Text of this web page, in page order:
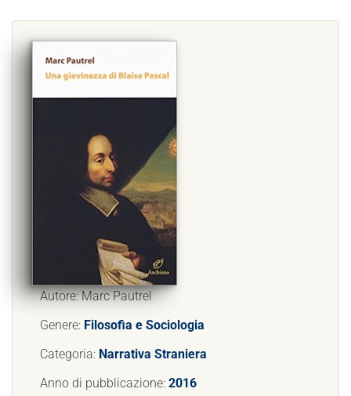
Autore: Marc Pautrel
Genere: Filosofia e Sociologia
Categoria: Narrativa Straniera
Anno di pubblicazione: 2016